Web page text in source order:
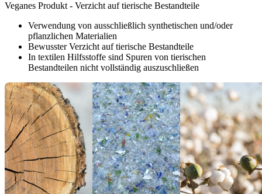
Veganes Produkt - Verzicht auf tierische Bestandteile
Verwendung von ausschließlich synthetischen und/oder
pflanzlichen Materialien
Bewusster Verzicht auf tierische Bestandteile
In textilen Hilfsstoffe sind Spuren von tierischen
Bestandteilen nicht vollständig auszuschließen